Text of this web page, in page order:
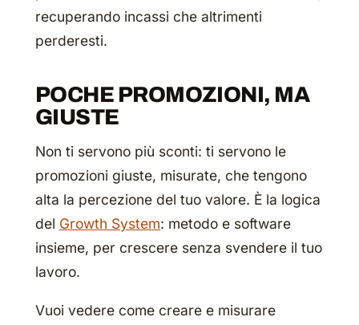
recuperando incassi che altrimenti
perderesti.
POCHE PROMOZIONI, MA
GIUSTE
Non ti servono più sconti: ti servono le
promozioni giuste, misurate, che tengono
alta la percezione del tuo valore. È la logica
del Growth System: metodo e software
insieme, per crescere senza svendere il tuo
lavoro.
Vuoi vedere come creare e misurare